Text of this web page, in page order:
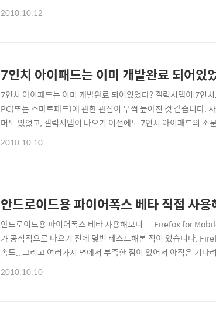
이 가장 큰 특징이라고 할 수 있겠네요 ^^ (Xbox Live도 이 중에
2010.10.12
7인치 아이패드는 이미 개발완료 되어있
7인치 아이패드는 이미 개발완료 되어있었다? 갤럭시탭이 7인
PC(또는 스마트패드)에 관한 관심이 부쩍 높아진 것 같습니다.
머도 있었고, 갤럭시탭이 나오기 이전에도 7인치 아이패드의
로 7인치 아이패드는 기존 9인치 아이패드를 출시할때 이미 개
2010.10.10
안드로이드용 파이어폭스 베타 직접 사용
안드로이드용 파이어폭스 베타 사용해보니.... Firefox for
가 공식적으로 나오기 전에 몇번 테스트해본 적이 있습니다.
속도.. 그리고 여러가지 면에서 부족한 점이 있어서 아직은 기
요 ^^ 이번에는 비공식 베타버젼이었던 Fennec이 아닌 파이어
2010.10.10